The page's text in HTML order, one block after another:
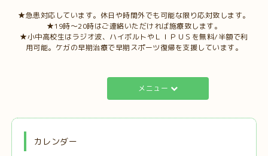
★急患対応しています。休日や時間外でも可能な限り応対致します。
★19時～20時はご連絡いただければ施療致します。
★小中高校生はラジオ波、ハイボルトやＬＩＰＵＳを無料/半額で利
用可能。ケガの早期治療で早期スポーツ復帰を支援しています。
メニュー
カレンダー